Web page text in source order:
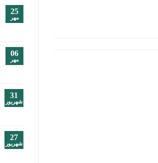
25
مهر
06
مهر
31
شهریور
27
شهریور